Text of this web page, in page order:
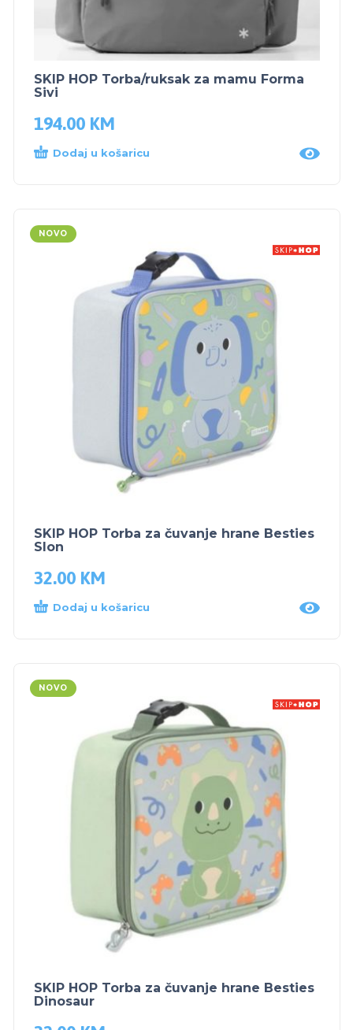
SKIP HOP Torba/ruksak za mamu Forma
Sivi
194.00 KM
Dodaj u košaricu
NOVO
SKIP HOP Torba za čuvanje hrane Besties
Slon
32.00 KM
Dodaj u košaricu
NOVO
SKIP HOP Torba za čuvanje hrane Besties
Dinosaur